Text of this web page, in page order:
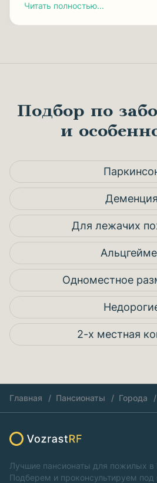
Читать полностью...
Подбор по
и
Деменция
Для лежачих
Одноместное
2-х местная
Главная Пансионаты Города
Лучшие пансионаты для пожилых в
Подберем и проконсультируем под